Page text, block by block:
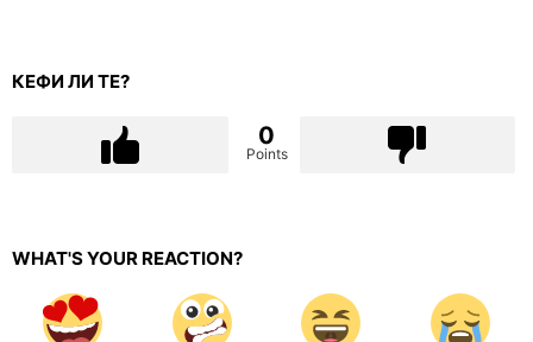
КЕФИ ЛИ ТЕ?
0
Points
WHAT'S YOUR REACTION?